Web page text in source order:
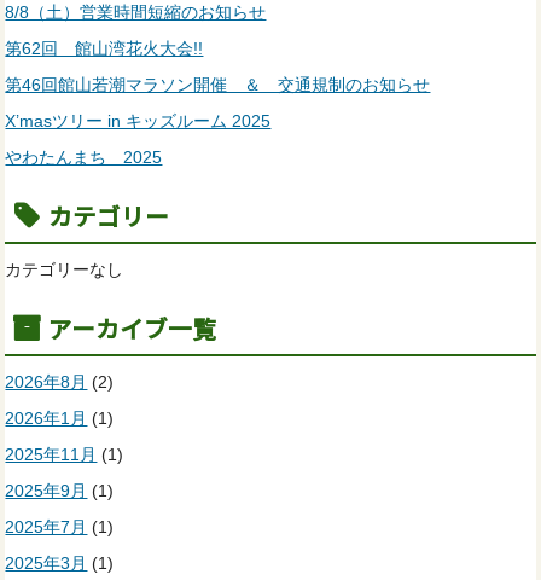
8/8（土）営業時間短縮のお知らせ
第62回 館山湾花火大会!!
第46回館山若潮マラソン開催 ＆ 交通規制のお知らせ
X’masツリー in キッズルーム 2025
やわたんまち 2025
カテゴリー
カテゴリーなし
アーカイブ一覧
2026年8月 (2)
2026年1月 (1)
2025年11月 (1)
2025年9月 (1)
2025年7月 (1)
2025年3月 (1)